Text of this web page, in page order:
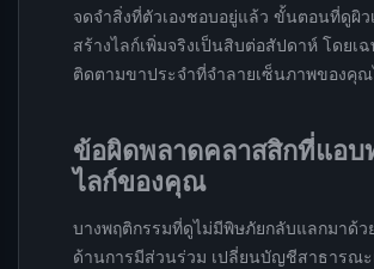
จดจำสิ่งที่ตัวเองชอบอยู่แล้ว ขั้นตอนที่ดูผิ
สร้างไลก์เพิ่มจริงเป็นสิบต่อสัปดาห์ โดยเ
ติดตามขาประจำที่จำลายเซ็นภาพของคุ
ข้อผิดพลาดคลาสสิกที่แอบ
ไลก์ของคุณ
บางพฤติกรรมที่ดูไม่มีพิษภัยกลับแลกมาด้
ด้านการมีส่วนร่วม เปลี่ยนบัญชีสาธารณ